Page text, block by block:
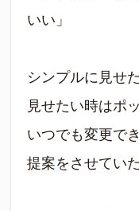
いい」
シンプルに見せ
見せたい時はポ
いつでも変更で
提案をさせてい